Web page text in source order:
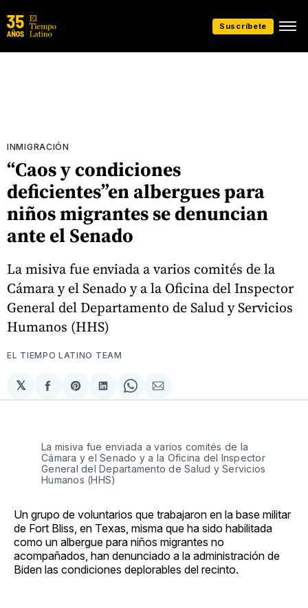
Suscríbete
INMIGRACIÓN
“Caos y condiciones
deficientes”en albergues para
niños migrantes se denuncian
ante el Senado
La misiva fue enviada a varios comités de la
Cámara y el Senado y a la Oficina del Inspector
General del Departamento de Salud y Servicios
Humanos (HHS)
EL TIEMPO LATINO TEAM
𝕏
Compartir
en
Share
on
Compartir
en
Share
on
Compartir
via
La misiva fue enviada a varios comités de la
Cámara y el Senado y a la Oficina del Inspector
General del Departamento de Salud y Servicios
Humanos (HHS)
Un grupo de voluntarios que trabajaron en la base militar
de Fort Bliss, en Texas, misma que ha sido habilitada
como un albergue para niños migrantes no
acompañados, han denunciado a la administración de
Biden las condiciones deplorables del recinto.